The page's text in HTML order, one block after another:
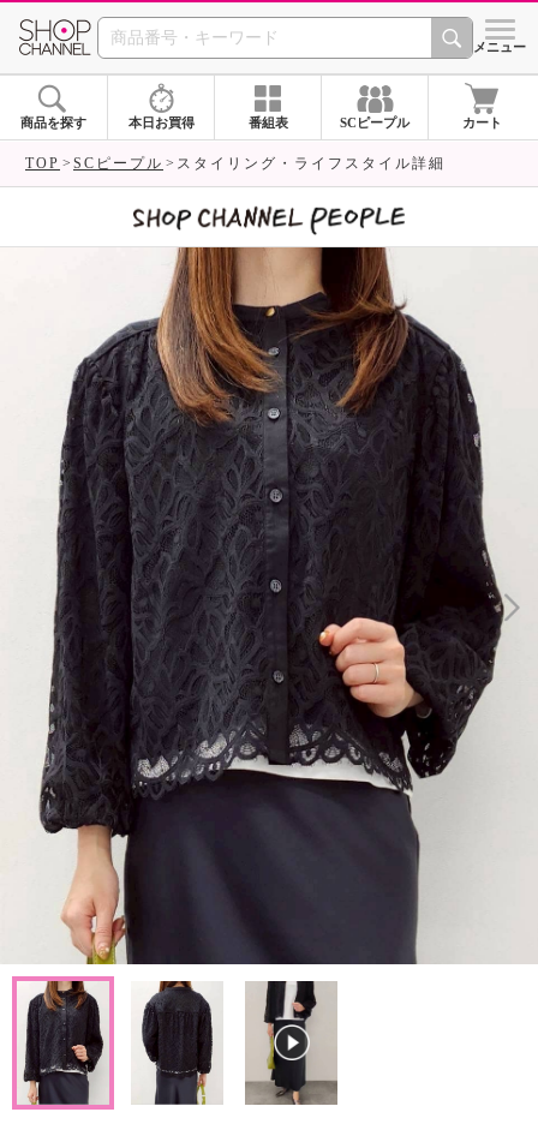
SHOP CHANNEL シメニュー
商品を探す 本日お買得 番組表 SCピープル カート
TOP SCピープル スタイリング・ライフスタイル詳細